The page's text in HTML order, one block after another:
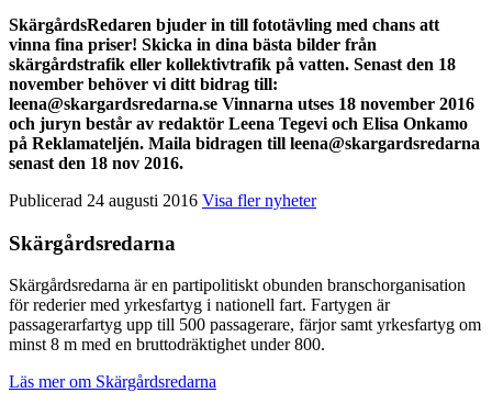
SkärgårdsRedaren bjuder in till fototävling med chans att
vinna fina priser! Skicka in dina bästa bilder från
skärgårdstrafik eller kollektivtrafik på vatten. Senast den 18
november behöver vi ditt bidrag till:
leena@skargardsredarna.se Vinnarna utses 18 november 2016
och juryn består av redaktör Leena Tegevi och Elisa Onkamo
på Reklamateljén. Maila bidragen till leena@skargardsredarna
senast den 18 nov 2016.
Publicerad 24 augusti 2016 Visa fler nyheter
Skärgårdsredarna
Skärgårdsredarna är en partipolitiskt obunden branschorganisation
för rederier med yrkesfartyg i nationell fart. Fartygen är
passagerarfartyg upp till 500 passagerare, färjor samt yrkesfartyg om
minst 8 m med en bruttodräktighet under 800.
Läs mer om Skärgårdsredarna